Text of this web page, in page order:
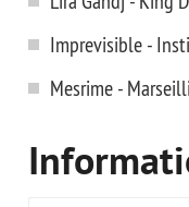
Imprevisible -
Mesrime -